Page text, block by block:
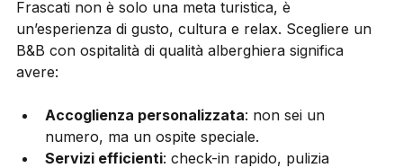
Frascati non è solo una meta turistica, è
un’esperienza di gusto, cultura e relax. Scegliere un
B&B con ospitalità di qualità alberghiera significa
Accoglienza personalizzata: non sei un
numero, ma un ospite speciale.